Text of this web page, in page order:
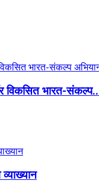
विकसित भारत-